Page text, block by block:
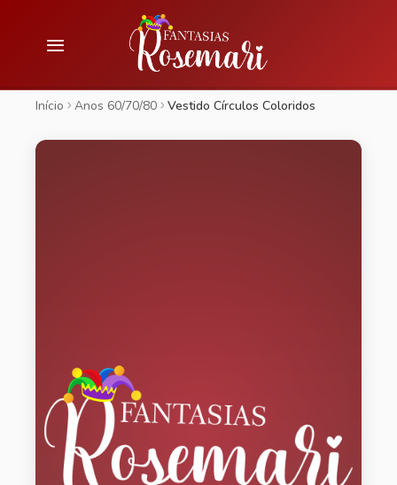
Início Anos 60/70/80 Vestido Círculos Coloridos